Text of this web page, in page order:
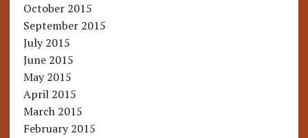
October 2015
September 2015
July 2015
June 2015
May 2015
April 2015
March 2015
February 2015